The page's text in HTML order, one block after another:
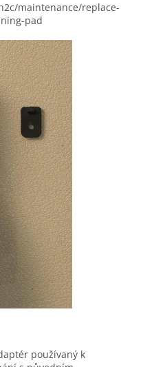
maintenance/replace-
pad
používaný k